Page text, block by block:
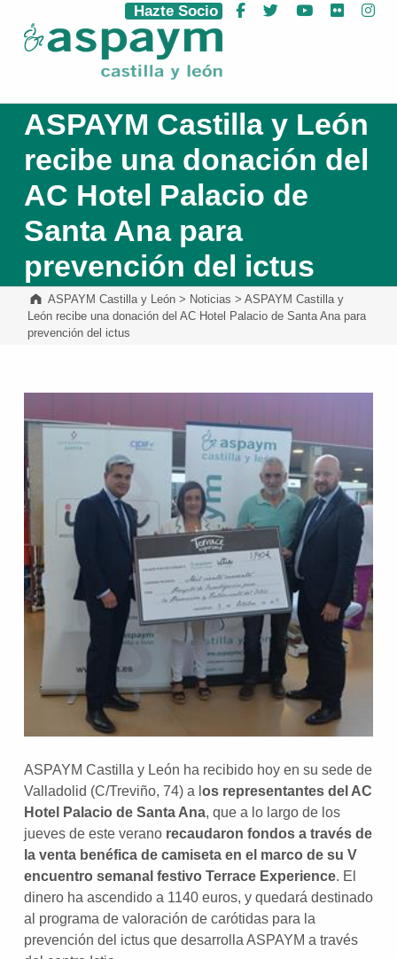
ASPAYM Castilla y León
Hazte Socio Facebook
Twitter YouTube
Flickr
ASPAYM Castilla y León
recibe una donación del
AC Hotel Palacio de
Santa Ana para
prevención del ictus
ASPAYM Castilla y León> Noticias > ASPAYM Castilla y
León recibe una donación del AC Hotel Palacio de Santa Ana para
prevención del ictus
ASPAYM Castilla y León ha recibido hoy en su sede de
Valladolid (C/Treviño, 74) a l os representantes del AC
Hotel Palacio de Santa Ana, que a lo largo de los
jueves de este verano recaudaron fondos a través de
la venta benéfica de camiseta en el marco de su V
encuentro semanal festivo Terrace Experience. El
dinero ha ascendido a 1140 euros, y quedará destinado
al programa de valoración de carótidas para la
prevención del ictus que desarrolla ASPAYM a través